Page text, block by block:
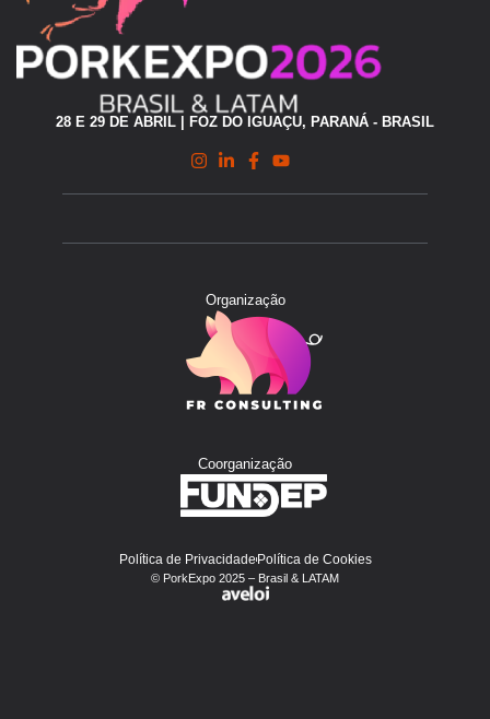
28 E 29 DE ABRIL | FOZ DO IGUAÇU, PARANÁ - BRASIL
Organização
Coorganização
Política de PrivacidadePolítica de Cookies
© PorkExpo 2025 – Brasil & LATAM